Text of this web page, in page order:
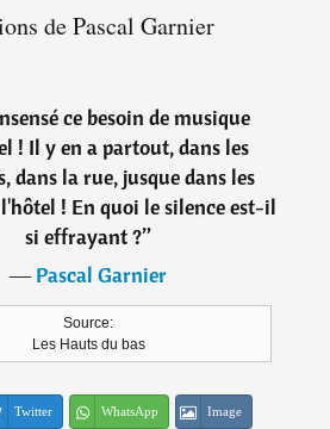
de Pascal Garnier
ce besoin de musique
! Il y en a partout, dans les
dans la rue, jusque dans les
! En quoi le silence est-il
si effrayant ?”
―Pascal Garnier
Source:
Les Hauts du bas
Twitter WhatsApp Image